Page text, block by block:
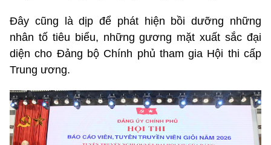
Đây cũng là dịp để phát hiện bồi dưỡng những
nhân tố tiêu biểu, những gương mặt xuất sắc đại
diện cho Đảng bộ Chính phủ tham gia Hội thi cấp
Trung ương.